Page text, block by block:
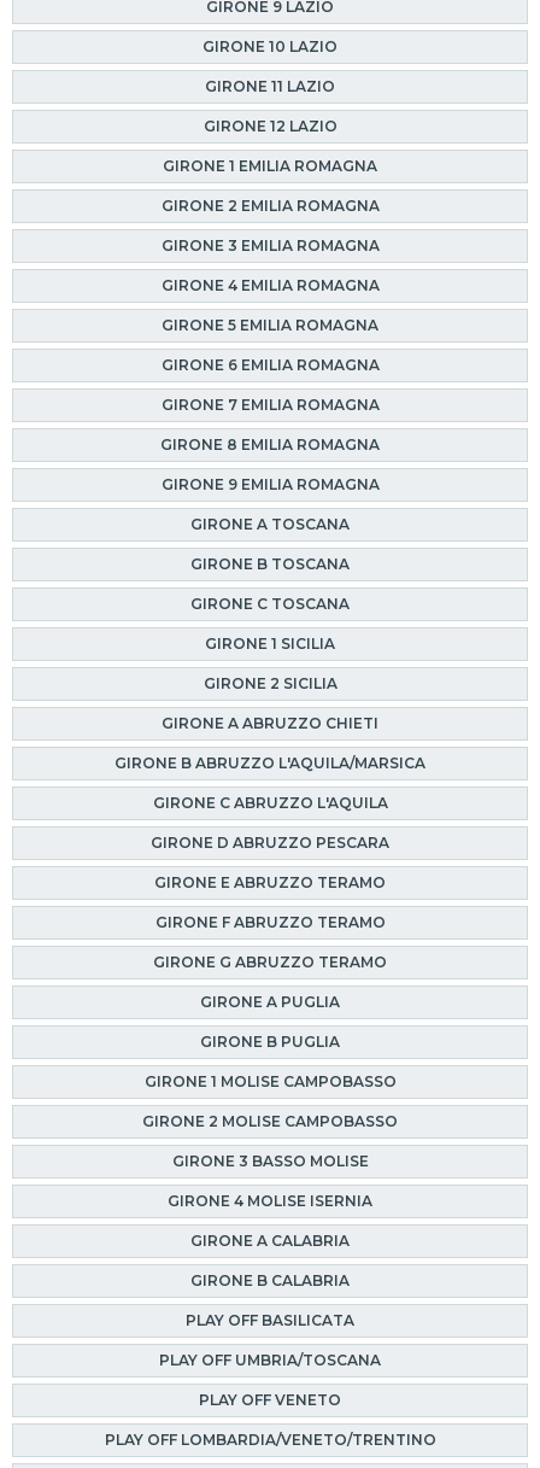
GIRONE 9 LAZIO
GIRONE 10 LAZIO
GIRONE 11 LAZIO
GIRONE 12 LAZIO
GIRONE 1 EMILIA ROMAGNA
GIRONE 2 EMILIA ROMAGNA
GIRONE 3 EMILIA ROMAGNA
GIRONE 4 EMILIA ROMAGNA
GIRONE 5 EMILIA ROMAGNA
GIRONE 6 EMILIA ROMAGNA
GIRONE 7 EMILIA ROMAGNA
GIRONE 8 EMILIA ROMAGNA
GIRONE 9 EMILIA ROMAGNA
GIRONE A TOSCANA
GIRONE B TOSCANA
GIRONE C TOSCANA
GIRONE 1 SICILIA
GIRONE 2 SICILIA
GIRONE A ABRUZZO CHIETI
GIRONE B ABRUZZO L'AQUILA/MARSICA
GIRONE C ABRUZZO L'AQUILA
GIRONE D ABRUZZO PESCARA
GIRONE E ABRUZZO TERAMO
GIRONE F ABRUZZO TERAMO
GIRONE G ABRUZZO TERAMO
GIRONE A PUGLIA
GIRONE B PUGLIA
GIRONE 1 MOLISE CAMPOBASSO
GIRONE 2 MOLISE CAMPOBASSO
GIRONE 3 BASSO MOLISE
GIRONE 4 MOLISE ISERNIA
GIRONE A CALABRIA
GIRONE B CALABRIA
PLAY OFF BASILICATA
PLAY OFF UMBRIA/TOSCANA
PLAY OFF VENETO
PLAY OFF LOMBARDIA/VENETO/TRENTINO